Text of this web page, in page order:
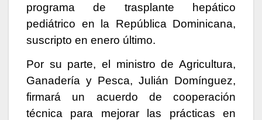
programa de trasplante hepático
pediátrico en la República Dominicana,
suscripto en enero último.
Por su parte, el ministro de Agricultura,
Ganadería y Pesca, Julián Domínguez,
firmará un acuerdo de cooperación
técnica para mejorar las prácticas en